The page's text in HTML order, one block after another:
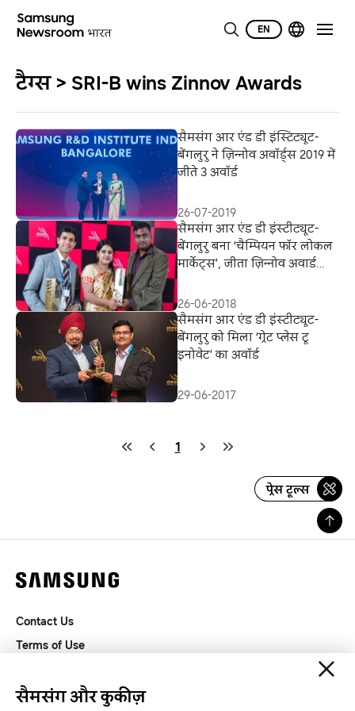
EN
टैग्स > SRI-B wins Zinnov Awards
सैमसंग आर एंड डी इंस्टिट्यूट-
बेंगलुरु ने ज़िन्नोव अवॉर्ड्स 2019 में
जीते 3 अवॉर्ड
26-07-2019
सैमसंग आर एंड डी इंस्टीट्यूट-
बेंगलुरु बना ‘चैम्पियन फॉर लोकल
मार्केट्स’, जीता ज़िन्नोव अवार्ड
26-06-2018
सैमसंग आर एंड डी इंस्टीट्यूट-
बेंगलुरु को मिला ‘ग्रेट प्लेस टू
इनोवेट’ का अवॉर्ड
29-06-2017
1
प्रेस टूल्स
Contact Us
Terms of Use
SAMSUNG.COM
सैमसंग और कुकीज़